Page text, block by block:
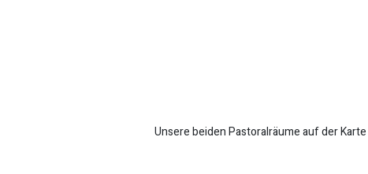
Unsere beiden Pastoralräume auf der